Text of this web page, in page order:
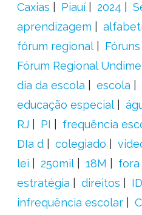
Caxias
Piauí 2024
aprendizagem
fórum regional
Fórum Regional Undime
dia da escola
escola
educação especial
RJ
PI frequência
DIa d
colegiado
lei
250mil 18M
fora
estratégia
direitos
infrequência escolar